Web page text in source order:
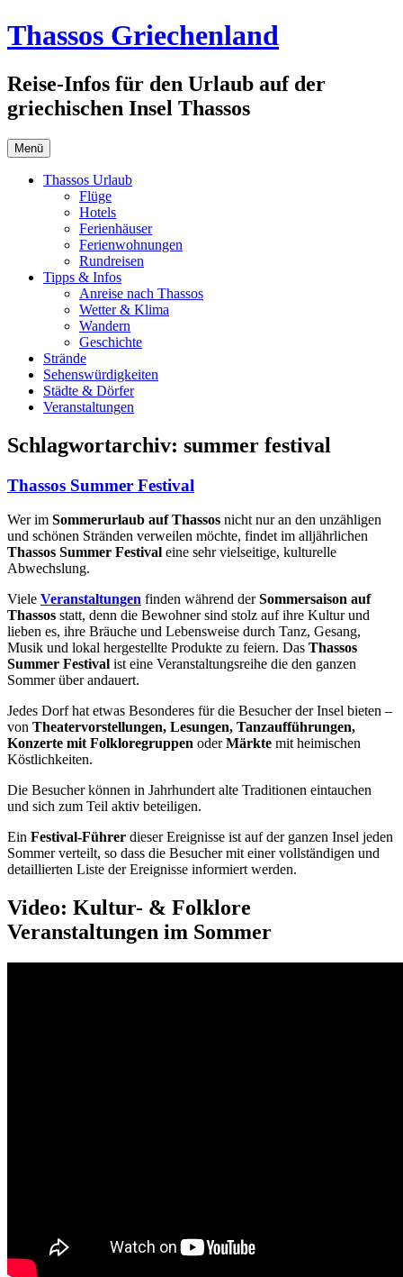
Zum
Inhalt
Thassos Griechenland
Reise-Infos für den Urlaub auf der
griechischen Insel Thassos
Menü
Thassos Urlaub
Flüge
Hotels
Ferienhäuser
Ferienwohnungen
Rundreisen
Tipps & Infos
Anreise nach Thassos
Wetter & Klima
Wandern
Geschichte
Strände
Sehenswürdigkeiten
Städte & Dörfer
Veranstaltungen
Schlagwortarchiv: summer festival
Thassos Summer Festival
Wer im Sommerurlaub auf Thassos nicht nur an den unzähligen
und schönen Stränden verweilen möchte, findet im alljährlichen
Thassos Summer Festival eine sehr vielseitige, kulturelle
Abwechslung.
Viele Veranstaltungen finden während derSommersaison auf
Thassos statt, denn die Bewohner sind stolz auf ihre Kultur und
lieben es, ihre Bräuche und Lebensweise durch Tanz, Gesang,
Musik und lokal hergestellte Produkte zu feiern. Das Thassos
Summer Festival ist eine Veranstaltungsreihe die den ganzen
Sommer über andauert.
Jedes Dorf hat etwas Besonderes für die Besucher der Insel bieten –
von Theatervorstellungen, Lesungen, Tanzaufführungen,
Konzerte mit Folkloregruppen oderMärkte mit heimischen
Köstlichkeiten.
Die Besucher können in Jahrhundert alte Traditionen eintauchen
und sich zum Teil aktiv beteiligen.
Ein Festival-Führer dieser Ereignisse ist auf der ganzen Insel jeden
Sommer verteilt, so dass die Besucher mit einer vollständigen und
detaillierten Liste der Ereignisse informiert werden.
Video: Kultur- & Folklore
Veranstaltungen im Sommer